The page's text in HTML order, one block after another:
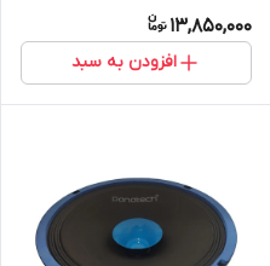
13,850,000
افزودن به سبد